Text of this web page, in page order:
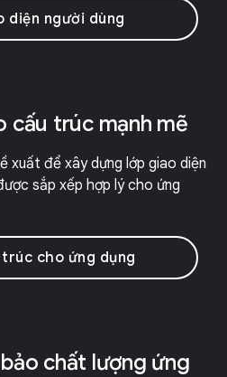
diện người dùng
cấu trúc mạnh mẽ
xuất để xây dựng lớp giao diện
sắp xếp hợp lý cho ứng
cho ứng dụng
chất lượng ứng